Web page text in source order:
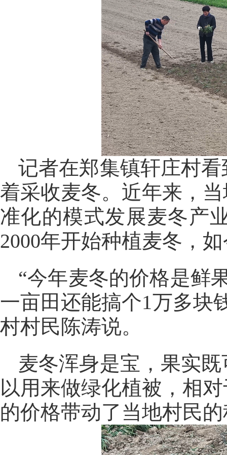
记者在郑集镇轩庄村
着采收麦冬。近年来，
准化的模式发展麦冬产
2000年开始种植麦冬，
“今年麦冬的价格是鲜
一亩田还能搞个1万多块
村村民陈涛说。
麦冬浑身是宝，果实
以用来做绿化植被，相
的价格带动了当地村民